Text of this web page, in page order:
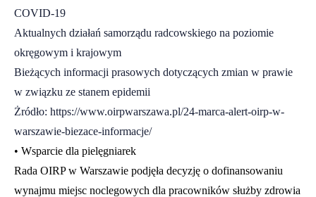
COVID-19
Aktualnych działań samorządu radcowskiego na poziomie
okręgowym i krajowym
Bieżących informacji prasowych dotyczących zmian w prawie
w związku ze stanem epidemii
Żródło: https://www.oirpwarszawa.pl/24-marca-alert-oirp-w-
warszawie-biezace-informacje/
• Wsparcie dla pielęgniarek
Rada OIRP w Warszawie podjęła decyzję o dofinansowaniu
wynajmu miejsc noclegowych dla pracowników służby zdrowia